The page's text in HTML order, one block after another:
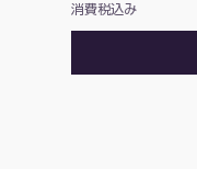
消費税込み